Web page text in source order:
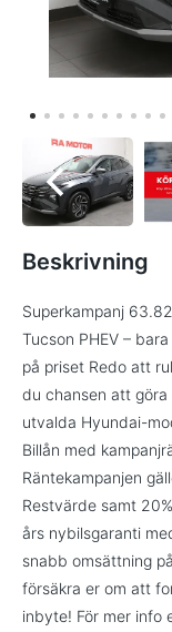
Beskrivning
Superkampanj
Tucson PHEV –
på priset Redo att
du chansen att
utvalda Hyundai-
Billån med
Räntekampanjen
Restvärde samt
års nybilsgaranti
snabb omsättning
försäkra er om att
inbyte! För mer info